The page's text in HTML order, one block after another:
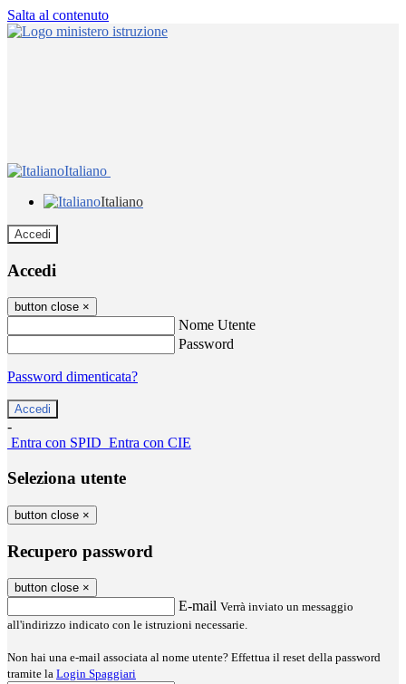
Salta al contenuto
Italiano
Italiano
Accedi
Accedi
button close ×
Nome Utente
Password
Password dimenticata?
-
Entra con SPID Entra con CIE
Seleziona utente
button close ×
Recupero password
button close ×
E-mail Verrà inviato un messaggio
all'indirizzo indicato con le istruzioni necessarie.
Non hai una e-mail associata al nome utente? Effettua il reset della password
tramite la Login Spaggiari